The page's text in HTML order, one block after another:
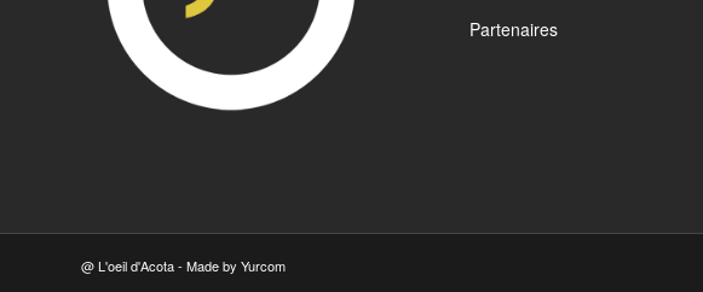
Partenaires
@ L'oeil d'Acota - Made by Yurcom